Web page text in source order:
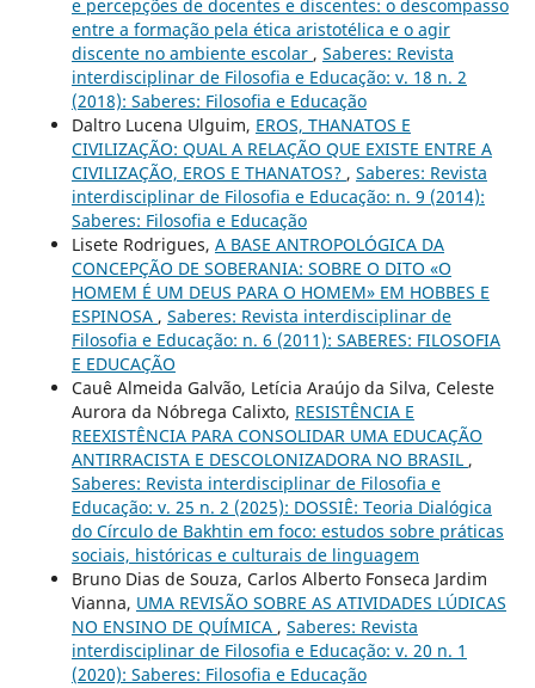
e percepções de docentes e discentes: o descompasso
entre a formação pela ética aristotélica e o agir
discente no ambiente escolar , Saberes: Revista
interdisciplinar de Filosofia e Educação: v. 18 n. 2
(2018): Saberes: Filosofia e Educação
Daltro Lucena Ulguim, EROS, THANATOS E
CIVILIZAÇÃO: QUAL A RELAÇÃO QUE EXISTE ENTRE A
CIVILIZAÇÃO, EROS E THANATOS? , Saberes: Revista
interdisciplinar de Filosofia e Educação: n. 9 (2014):
Saberes: Filosofia e Educação
Lisete Rodrigues, A BASE ANTROPOLÓGICA DA
CONCEPÇÃO DE SOBERANIA: SOBRE O DITO «O
HOMEM É UM DEUS PARA O HOMEM» EM HOBBES E
ESPINOSA , Saberes: Revista interdisciplinar de
Filosofia e Educação: n. 6 (2011): SABERES: FILOSOFIA
E EDUCAÇÃO
Cauê Almeida Galvão, Letícia Araújo da Silva, Celeste
Aurora da Nóbrega Calixto, RESISTÊNCIA E
REEXISTÊNCIA PARA CONSOLIDAR UMA EDUCAÇÃO
ANTIRRACISTA E DESCOLONIZADORA NO BRASIL ,
Saberes: Revista interdisciplinar de Filosofia e
Educação: v. 25 n. 2 (2025): DOSSIÊ: Teoria Dialógica
do Círculo de Bakhtin em foco: estudos sobre práticas
sociais, históricas e culturais de linguagem
Bruno Dias de Souza, Carlos Alberto Fonseca Jardim
Vianna, UMA REVISÃO SOBRE AS ATIVIDADES LÚDICAS
NO ENSINO DE QUÍMICA , Saberes: Revista
interdisciplinar de Filosofia e Educação: v. 20 n. 1
(2020): Saberes: Filosofia e Educação